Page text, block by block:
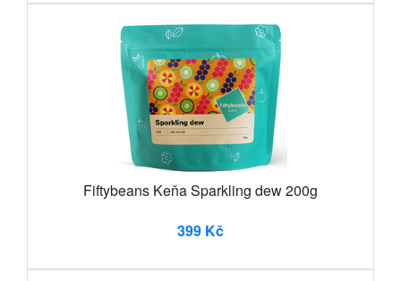
Fiftybeans Keňa Sparkling dew 200g
399 Kč